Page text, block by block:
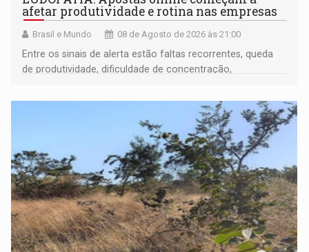
afetar produtividade e rotina nas empresas
Brasil e Mundo 08 de Agosto de 2026 às 21:00
Entre os sinais de alerta estão faltas recorrentes, queda
de produtividade, dificuldade de concentração,